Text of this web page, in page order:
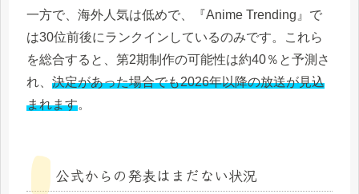
一方で、海外人気は低めで、『Anime Trending』で
は30位前後にランクインしているのみです。これら
を総合すると、第2期制作の可能性は約40％と予測さ
れ、 決定があった場合でも2026年以降の放送が見込
まれます。
公式からの発表はまだない状況